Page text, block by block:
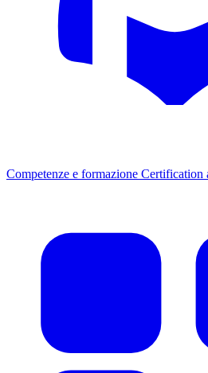
Competenze e formazione Certification